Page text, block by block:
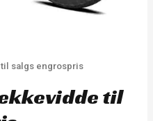
salgs engrospris
til